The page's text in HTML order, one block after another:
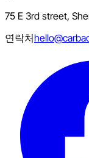
75 E 3rd street,
연락처